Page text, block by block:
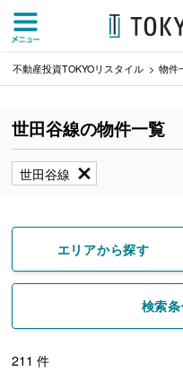
不動産投資TOKYOリスタイル 物件
世田谷線の物件一覧
世田谷線
エリアから探す
検索
211 件